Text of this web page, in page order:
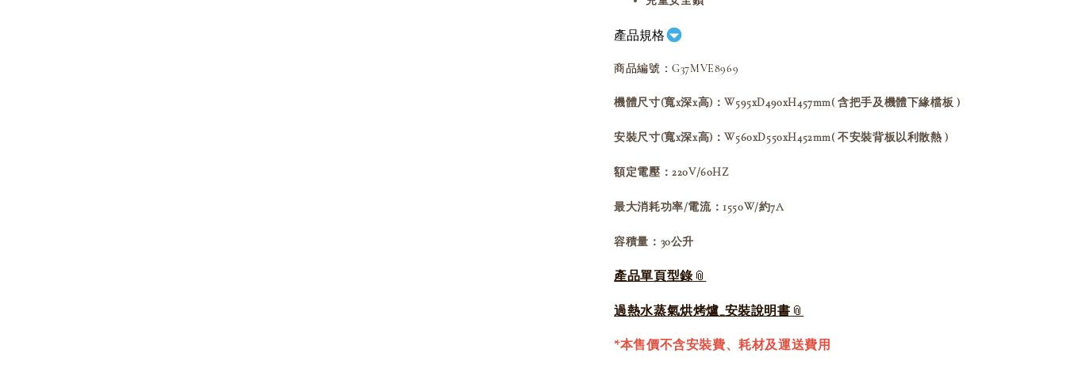
產品規格
商品編號：G37MVE8969
機體尺寸(寬x深x高)：W595xD490xH457mm( 含把手及機體下緣檔板 )
安裝尺寸(寬x深x高)：W560xD550xH452mm( 不安裝背板以利散熱 )
額定電壓：220V/60HZ
最大消耗功率/電流：1550W/約7A
容積量：30公升
產品單頁型錄
過熱水蒸氣烘烤爐_安裝說明書
*本售價不含安裝費、耗材及運送費用